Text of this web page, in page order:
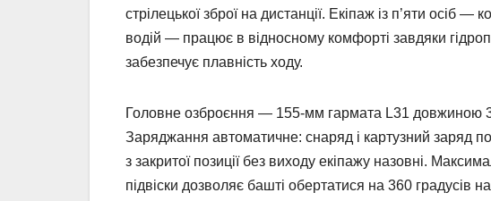
стрілецької зброї на дистанції. Екіпаж із п’яти осіб
водій — працює в відносному комфорті завдяки
забезпечує плавність ходу.
Головне озброєння — 155-мм гармата L31 довжиною
Заряджання автоматичне: снаряд і картузний заряд
з закритої позиції без виходу екіпажу назовні.
підвіски дозволяє башті обертатися на 360 градусів